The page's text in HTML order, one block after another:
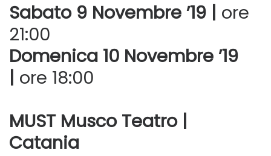
Sabato 9 Novembre ’19 | ore
21:00
Domenica 10 Novembre ’19
ore 18:00
MUST Musco Teatro |
Catania